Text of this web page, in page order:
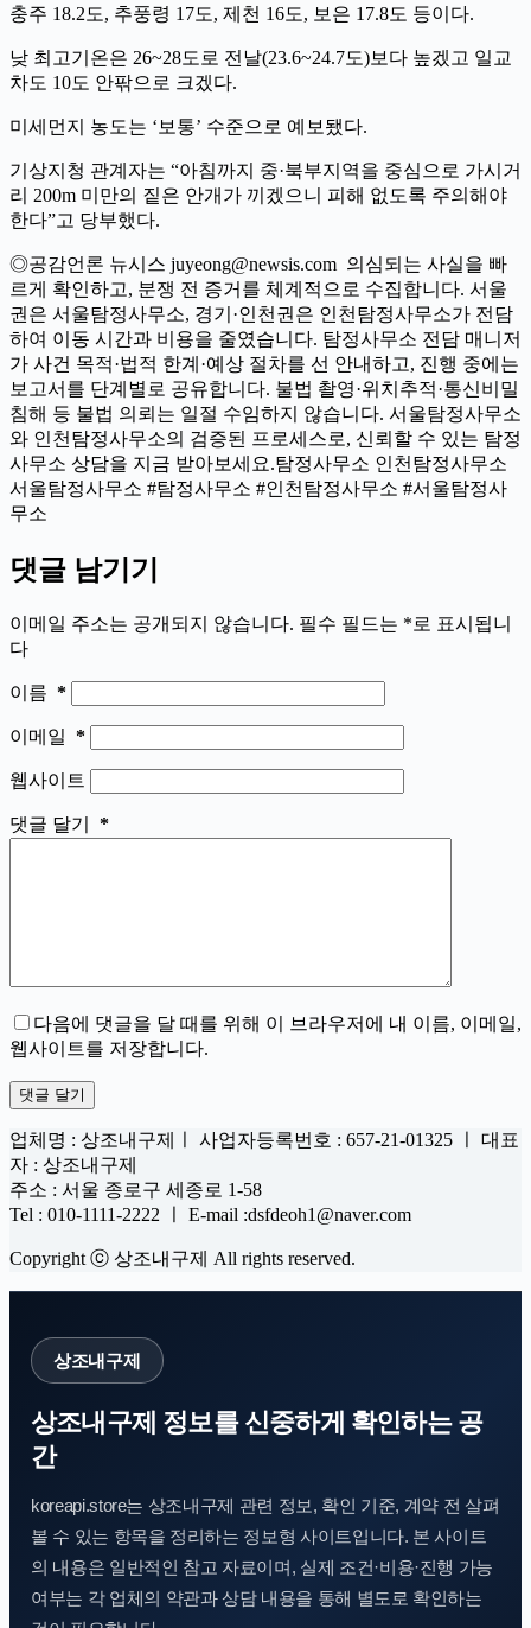
충주 18.2도, 추풍령 17도, 제천 16도, 보은 17.8도 등이다.
낮 최고기온은 26~28도로 전날(23.6~24.7도)보다 높겠고 일교
차도 10도 안팎으로 크겠다.
미세먼지 농도는 ‘보통’ 수준으로 예보됐다.
기상지청 관계자는 “아침까지 중·북부지역을 중심으로 가시거
리 200m 미만의 짙은 안개가 끼겠으니 피해 없도록 주의해야
한다”고 당부했다.
◎공감언론 뉴시스 juyeong@newsis.com 의심되는 사실을 빠
르게 확인하고, 분쟁 전 증거를 체계적으로 수집합니다. 서울
권은 서울탐정사무소, 경기·인천권은 인천탐정사무소가 전담
하여 이동 시간과 비용을 줄였습니다. 탐정사무소 전담 매니저
가 사건 목적·법적 한계·예상 절차를 선 안내하고, 진행 중에는
보고서를 단계별로 공유합니다. 불법 촬영·위치추적·통신비밀
침해 등 불법 의뢰는 일절 수임하지 않습니다. 서울탐정사무소
와 인천탐정사무소의 검증된 프로세스로, 신뢰할 수 있는 탐정
사무소 상담을 지금 받아보세요.탐정사무소 인천탐정사무소
서울탐정사무소 #탐정사무소 #인천탐정사무소 #서울탐정사
무소
댓글 남기기
이메일 주소는 공개되지 않습니다. 필수 필드는 *로 표시됩니
다
이름 *
이메일 *
웹사이트
댓글 달기 *
다음에 댓글을 달 때를 위해 이 브라우저에 내 이름, 이메일,
웹사이트를 저장합니다.
댓글 달기
업체명 : 상조내구제ㅣ 사업자등록번호 : 657-21-01325 ㅣ 대표
자 : 상조내구제
주소 : 서울 종로구 세종로 1-58
Tel : 010-1111-2222 ㅣ E-mail :dsfdeoh1@naver.com
Copyright ⓒ 상조내구제 All rights reserved.
상조내구제
상조내구제 정보를 신중하게 확인하는 공
간
koreapi.store는 상조내구제 관련 정보, 확인 기준, 계약 전 살펴
볼 수 있는 항목을 정리하는 정보형 사이트입니다. 본 사이트
의 내용은 일반적인 참고 자료이며, 실제 조건·비용·진행 가능
여부는 각 업체의 약관과 상담 내용을 통해 별도로 확인하는